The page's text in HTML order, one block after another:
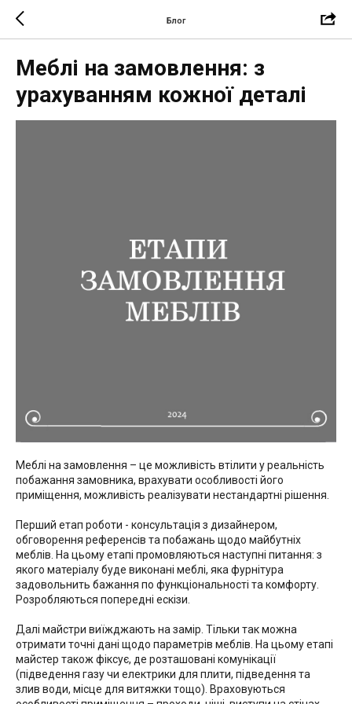
Блог
Меблі на замовлення: з
урахуванням кожної деталі
Меблі на замовлення – це можливість втілити у реальність
побажання замовника, врахувати особливості його
приміщення, можливість реалізувати нестандартні рішення.
Перший етап роботи - консультація з дизайнером,
обговорення референсів та побажань щодо майбутніх
меблів. На цьому етапі промовляються наступні питання: з
якого матеріалу буде виконані меблі, яка фурнітура
задовольнить бажання по функціональності та комфорту.
Розробляються попередні ескізи.
Далі майстри виїжджають на замір. Тільки так можна
отримати точні дані щодо параметрів меблів. На цьому етапі
майстер також фіксує, де розташовані комунікації
(підведення газу чи електрики для плити, підведення та
злив води, місце для витяжки тощо). Враховуються